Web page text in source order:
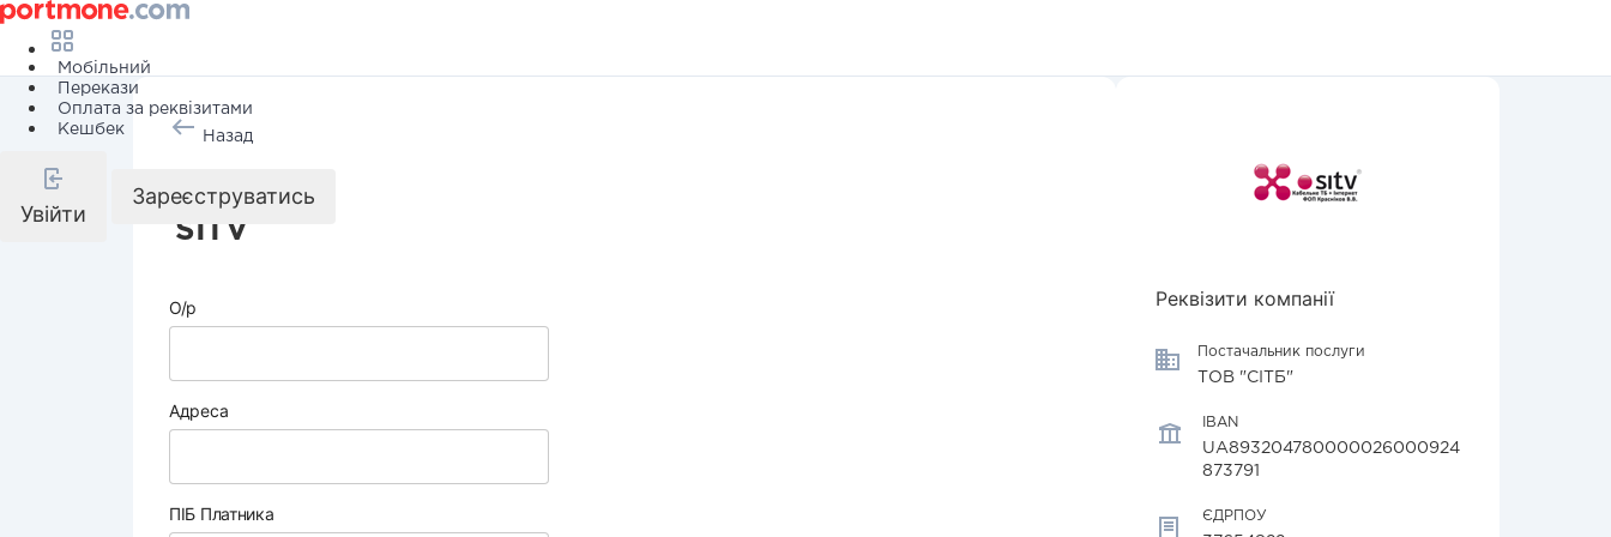
Мобільний
Перекази
Оплата за реквізитами
Кешбек
Увійти
Зареєструватись
Назад
SITV
О/р
Адреса
ПІБ Платника
Реквізити компанії
Постачальник послуги
ТОВ "СІТБ"
IBAN
UA893204780000026000924
873791
ЄДРПОУ